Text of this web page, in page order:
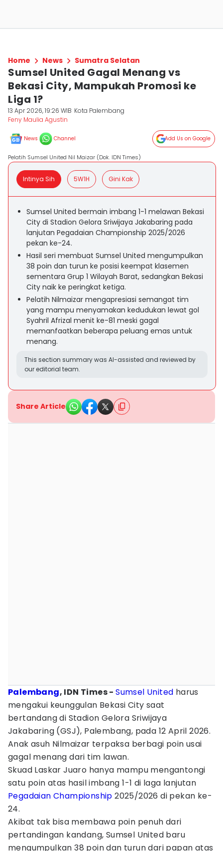
Home News Sumatra Selatan
Sumsel United Gagal Menang vs
Bekasi City, Mampukah Promosi ke
Liga 1?
13 Apr 2026, 19:26 WIB Kota Palembang
Feny Maulia Agustin
News Channel Add Us on Google
Pelatih Sumsel United Nil Maizar (Dok. IDN Times)
Intinya Sih 5W1H Gini Kak
Sumsel United bermain imbang 1-1 melawan Bekasi
City di Stadion Gelora Sriwijaya Jakabaring pada
lanjutan Pegadaian Championship 2025/2026
pekan ke-24.
Hasil seri membuat Sumsel United mengumpulkan
38 poin dan turun ke posisi keempat klasemen
sementara Grup 1 Wilayah Barat, sedangkan Bekasi
City naik ke peringkat ketiga.
Pelatih Nilmaizar mengapresiasi semangat tim
yang mampu menyamakan kedudukan lewat gol
Syahril Afrizal menit ke-81 meski gagal
memanfaatkan beberapa peluang emas untuk
menang.
This section summary was AI-assisted and reviewed by
our editorial team.
Share Article
Palembang, IDN Times -Sumsel United harus
mengakui keunggulan Bekasi City saat
bertandang di Stadion Gelora Sriwijaya
Jakabaring (GSJ), Palembang, pada 12 April 2026.
Anak asuh Nilmaizar terpaksa berbagi poin usai
gagal menang dari tim lawan.
Skuad Laskar Juaro hanya mampu mengantongi
satu poin atas hasil imbang 1-1 di laga lanjutan
Pegadaian Championship 2025/2026 di pekan ke-
24.
Akibat tak bisa membawa poin penuh dari
pertandingan kandang, Sumsel United baru
mengumpulkan 38 poin dan turun dari papan atas